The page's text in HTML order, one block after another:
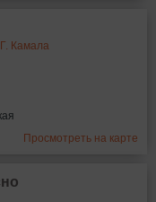
Камала
Просмотреть на карте